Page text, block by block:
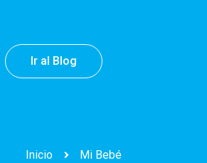
Ir al Blog
Inicio Mi Bebé